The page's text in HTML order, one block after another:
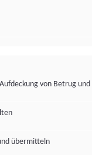
von Betrug
übermitteln